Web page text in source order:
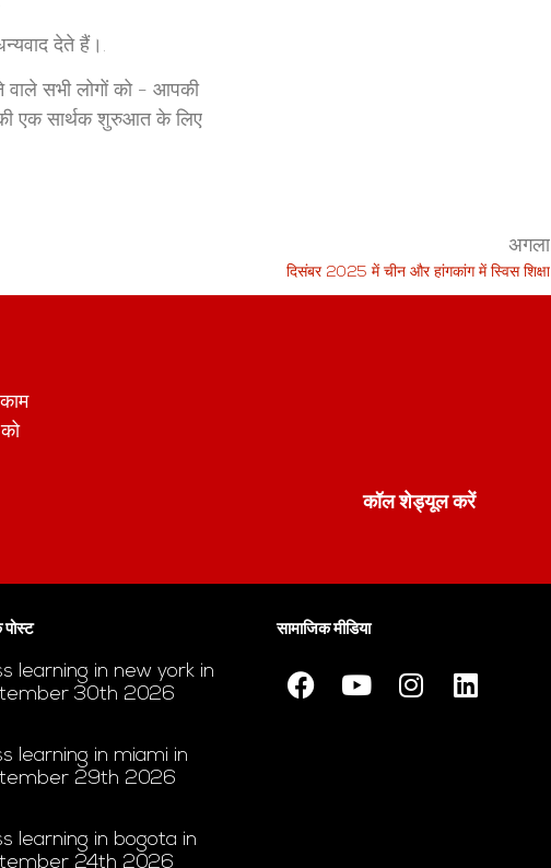
देते हैं।.
वाले सभी लोगों को - आपकी
एक सार्थक शुरुआत के लिए
अगला
दिसंबर 2025 में चीन और हांगकांग में स्विस शिक्षा
कॉल शेड्यूल करें
पोस्ट
learning in new york in
30th 2026
learning in miami in
29th 2026
learning in bogota in
24th 2026
सामाजिक मीडिया